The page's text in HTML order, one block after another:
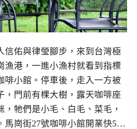
信佑與律瑩腳步，來到台灣極
漁港，一進小漁村就看到指標
啡小館。停車後，走入一方被
，門前有棵大樹，露天咖啡座
，牠們是小毛、白毛、菜毛，
馬崗街27號咖啡小館開業快5…